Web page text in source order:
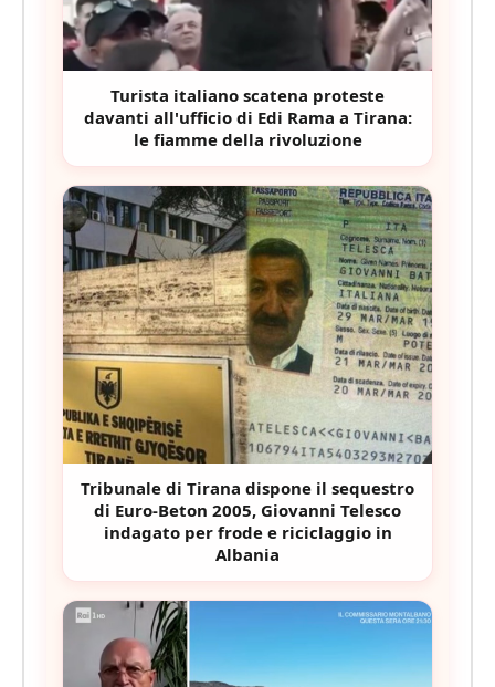
Turista italiano scatena proteste
davanti all'ufficio di Edi Rama a Tirana:
le fiamme della rivoluzione
Tribunale di Tirana dispone il sequestro
di Euro-Beton 2005, Giovanni Telesco
indagato per frode e riciclaggio in
Albania